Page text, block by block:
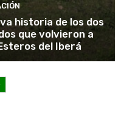
historia de los dos
que volvieron a
del Iberá